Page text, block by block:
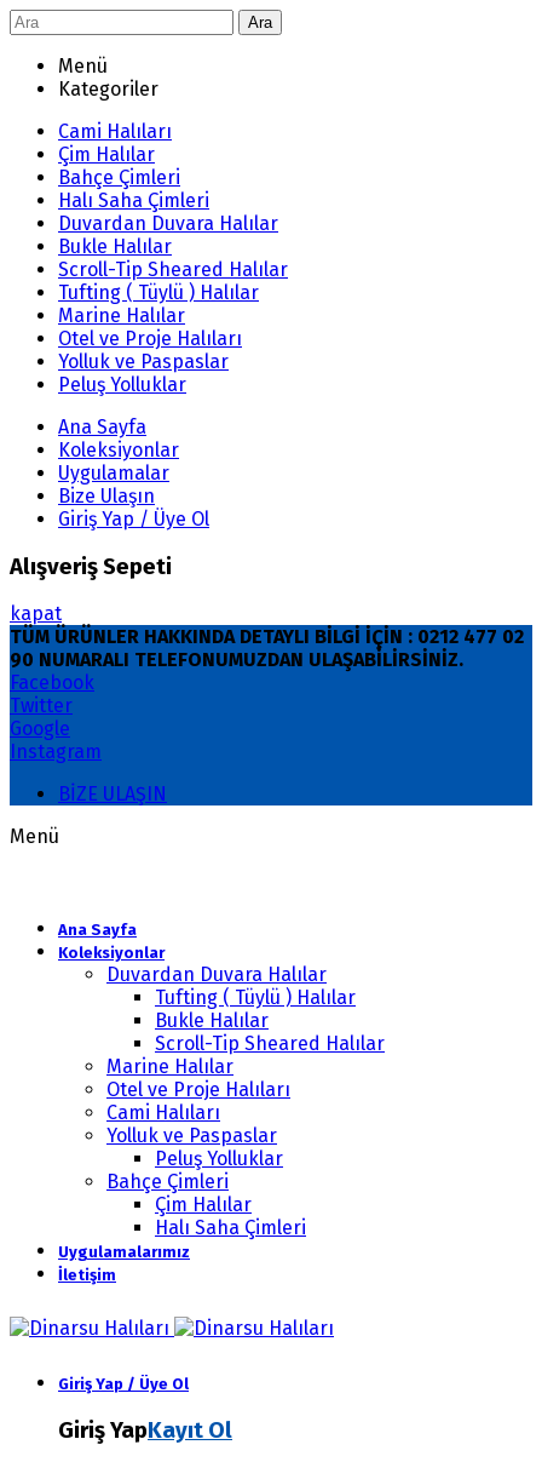
Ara
Menü
Kategoriler
Cami Halıları
Çim Halılar
Bahçe Çimleri
Halı Saha Çimleri
Duvardan Duvara Halılar
Bukle Halılar
Scroll-Tip Sheared Halılar
Tufting ( Tüylü ) Halılar
Marine Halılar
Otel ve Proje Halıları
Yolluk ve Paspaslar
Peluş Yolluklar
Ana Sayfa
Koleksiyonlar
Uygulamalar
Bize Ulaşın
Giriş Yap / Üye Ol
Alışveriş Sepeti
kapat
TÜM ÜRÜNLER HAKKINDA DETAYLI BİLGİ İÇİN : 0212 477 02
90 NUMARALI TELEFONUMUZDAN ULAŞABİLİRSİNİZ.
Facebook
Twitter
Google
Instagram
BİZE ULAŞIN
Menü
Ana Sayfa
Koleksiyonlar
Duvardan Duvara Halılar
Tufting ( Tüylü ) Halılar
Bukle Halılar
Scroll-Tip Sheared Halılar
Marine Halılar
Otel ve Proje Halıları
Cami Halıları
Yolluk ve Paspaslar
Peluş Yolluklar
Bahçe Çimleri
Çim Halılar
Halı Saha Çimleri
Uygulamalarımız
İletişim
Giriş Yap / Üye Ol
Giriş YapKayıt Ol